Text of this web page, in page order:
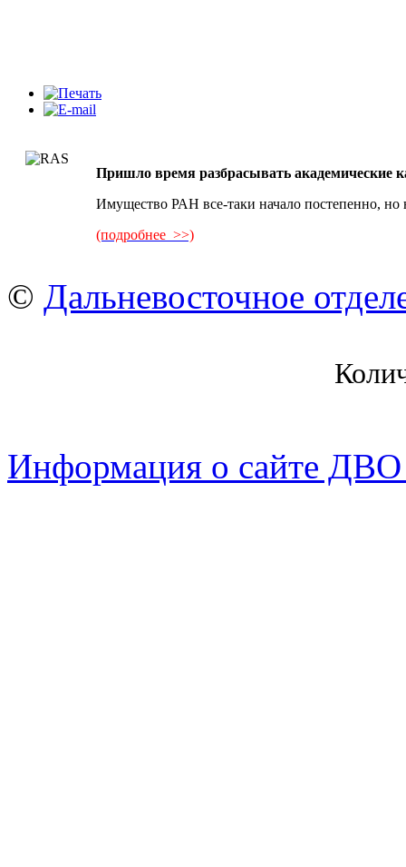
Пришло время разбрасывать академические
Имущество РАН все-таки начало постепенно, но
(подробнее >>)
© Дальневосточное
Информация о сайте